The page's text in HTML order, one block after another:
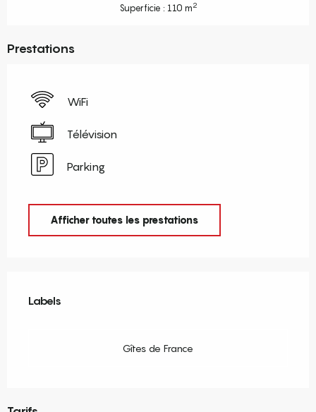
Superficie : 110 m2
Prestations
WiFi
Télévision
Parking
Afficher toutes les prestations
Labels
Labels
Gîtes de France